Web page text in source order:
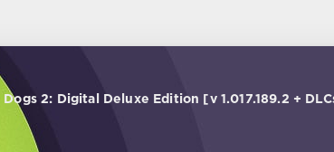
Dogs 2: Digital Deluxe Edition [v 1.017.189.2 +